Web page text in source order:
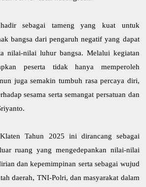
sebagai tameng yang kuat untuk
bangsa dari pengaruh negatif yang dapat
nilai-nilai luhur bangsa. Melalui kegiatan
peserta tidak hanya memperoleh
juga semakin tumbuh rasa percaya diri,
sesama serta semangat persatuan dan
Tahun 2025 ini dirancang sebagai
ruang yang mengedepankan nilai-nilai
dan kepemimpinan serta sebagai wujud
daerah, TNI-Polri, dan masyarakat dalam